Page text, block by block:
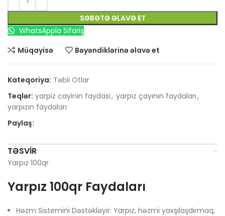
SƏBƏTƏ ƏLAVƏ ET
WhatsAppla Sifariş
Müqayisə
Bəyəndiklərinə əlavə et
Kateqoriya: Təbii Otlar
Teqlər: yarpiz cayinin faydasi, yarpız çayının faydaları,
yarpızın faydaları
Paylaş:
TƏSVIR
Yarpız 100qr
Yarpız 100qr Faydaları
Həzm Sistemini Dəstəkləyir: Yarpız, həzmi yaxşılaşdırmaq,